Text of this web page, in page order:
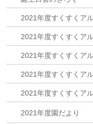
2021年度すくすくア
2021年度すくすくア
2021年度すくすくア
2021年度すくすくア
2021年度すくすくア
2021年度園だより